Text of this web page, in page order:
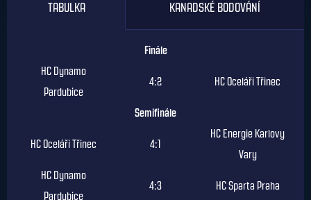
TABULKA KANADSKÉ BODOVÁNÍ
Finále
HC Dynamo
Pardubice
4:2 HC Oceláři Třinec
Semifinále
HC Oceláři Třinec 4:1
HC Energie Karlovy
Vary
HC Dynamo
Pardubice
4:3 HC Sparta Praha